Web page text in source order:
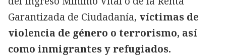
Garantizada de Ciudadanía, víctimas de
violencia de género o terrorismo, así
como inmigrantes y refugiados.